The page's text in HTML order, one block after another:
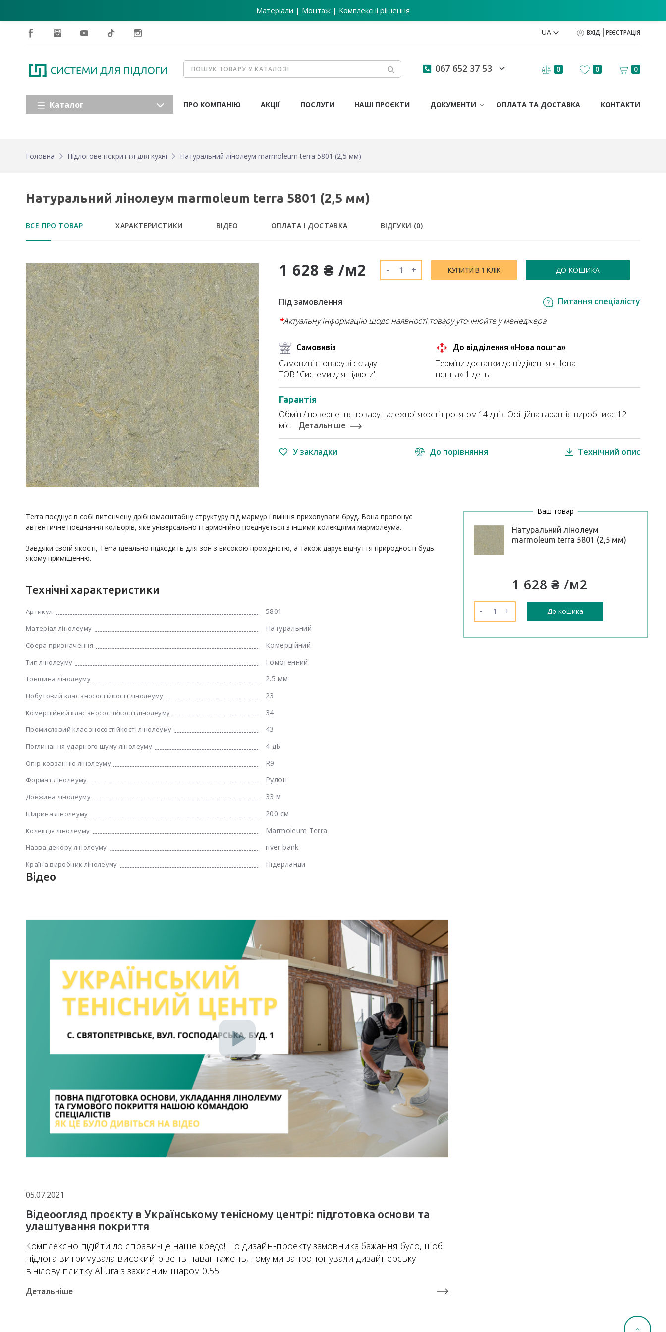
Матеріали | Монтаж | Комплексні рішення
UA ВХІД РЕЄСТРАЦІЯ
067 652 37 53 0 0 0
Каталог ПРО КОМПАНІЮ АКЦІЇ ПОСЛУГИ НАШІ ПРОЄКТИ ДОКУМЕНТИ ОПЛАТА ТА ДОСТАВКА КОНТАКТИ
Головна Підлогове покриття для кухні Натуральний лінолеум marmoleum terra 5801 (2,5 мм)
Натуральний лінолеум marmoleum terra 5801 (2,5 мм)
ВСЕ ПРО ТОВАР ХАРАКТЕРИСТИКИ ВІДЕО ОПЛАТА І ДОСТАВКА ВІДГУКИ (0)
1 628 ₴ /м2 - + КУПИТИ В 1 КЛІК ДО КОШИКА
Під замовлення
Питання спеціалісту
*Актуальну інформацію щодо наявності товару уточнюйте у менеджера
Самовивіз
Самовивіз товару зі складу
ТОВ "Системи для підлоги"
До відділення «Нова пошта»
Терміни доставки до відділення «Нова
пошта» 1 день
Гарантія
Обмін / повернення товару належної якості протягом 14 днів. Офіційна гарантія виробника: 12
міс.
Детальніше
У закладки До порівняння Технічний опис
Terra поєднує в собі витончену дрібномасштабну структуру під мармур і вміння приховувати бруд. Вона пропонує
автентичне поєднання кольорів, яке універсально і гармонійно поєднується з іншими колекціями мармолеума.
Завдяки своїй якості, Terra ідеально підходить для зон з високою прохідністю, а також дарує відчуття природності будь-
якому приміщенню.
Технічні характеристики
Артикул 5801
Матеріал лінолеуму Натуральний
Сфера призначення Комерційний
Тип лінолеуму Гомогенний
Товщина лінолеуму 2.5 мм
Побутовий клас зносостійкості лінолеуму 23
Комерційний клас зносостійкості лінолеуму 34
Промисловий клас зносостійкості лінолеуму 43
Поглинання ударного шуму лінолеуму 4 дБ
Опір ковзанню лінолеуму R9
Формат лінолеуму Рулон
Довжина лінолеуму 33 м
Ширина лінолеуму 200 см
Колекція лінолеуму Marmoleum Terra
Назва декору лінолеуму river bank
Країна виробник лінолеуму Нідерланди
Відео
05.07.2021
Відеоогляд проєкту в Українському тенісному центрі: підготовка основи та
улаштування покриття
Комплексно підійти до справи-це наше кредо! По дизайн-проекту замовника бажання було, щоб
підлога витримувала високий рівень навантажень, тому ми запропонували дизайнерську
вінілову плитку Allura з захисним шаром 0,55.
Детальніше
Ваш товар
Натуральний лінолеум
marmoleum terra 5801 (2,5 мм)
1 628 ₴/м2
- + До кошика